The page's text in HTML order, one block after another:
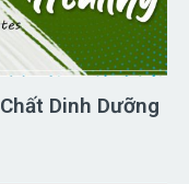
Dinh Dưỡng